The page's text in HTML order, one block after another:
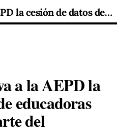
Más Madrid lleva a la AEPD la cesión de datos de educadoras infantiles por parte del Ayuntamiento
a la AEPD la
educadoras
del